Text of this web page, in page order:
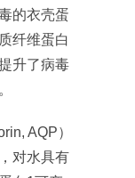
的衣壳蛋
纤维蛋白
升了病毒
AQP）
对水具有